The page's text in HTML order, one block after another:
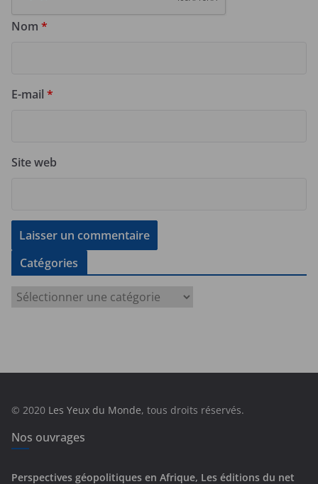
Nom *
E-mail *
Site web
Catégories
e
s
© 2020 Les Yeux du Monde, tous droits réservés.
Nos ouvrages
Perspectives géopolitiques en Afrique, Les éditions du net